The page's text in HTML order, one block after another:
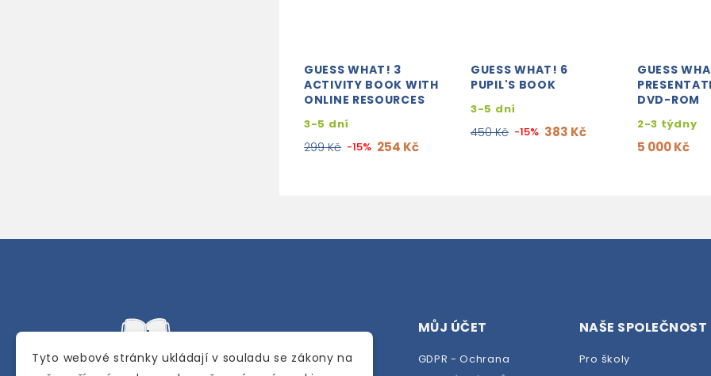
GUESS WHAT! 3
ACTIVITY BOOK WITH
ONLINE RESOURCES
3-5 dní
299 Kč -15% 254 Kč
GUESS WHAT! 6
PUPIL'S BOOK
3-5 dní
450 Kč -15% 383 Kč
GUESS
DVD-ROM
2-3 týdny
5 000 Kč
MŮJ ÚČET
GDPR - Ochrana
NAŠE SPOLEČNOST
Pro školy
Tyto webové stránky ukládají v souladu se zákony na